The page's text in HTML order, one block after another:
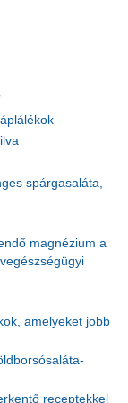
spárgasaláta,
magnézium a
amelyeket jobb
receptekkel